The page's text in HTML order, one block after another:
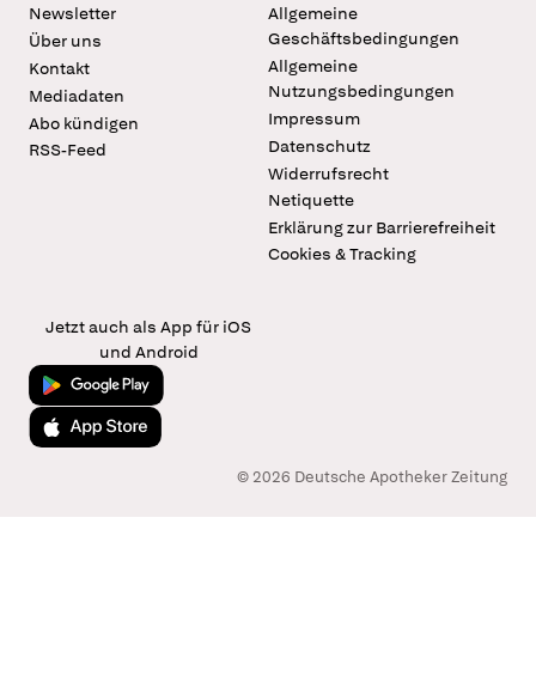
Newsletter
Über uns
Kontakt
Mediadaten
Abo kündigen
RSS-Feed
Allgemeine
Geschäftsbedingungen
Allgemeine
Nutzungsbedingungen
Impressum
Datenschutz
Widerrufsrecht
Netiquette
Erklärung zur Barrierefreiheit
Cookies & Tracking
Jetzt auch als App für iOS
und Android
Jetzt bei Google Play
Laden im App Store
© 2026 Deutsche Apotheker Zeitung